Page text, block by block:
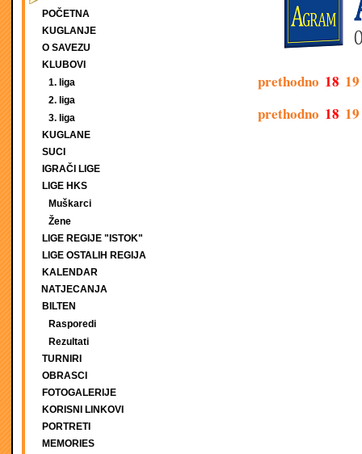
POČETNA
KUGLANJE
O SAVEZU
KLUBOVI
1. liga
2. liga
3. liga
KUGLANE
SUCI
IGRAČI LIGE
LIGE HKS
Muškarci
Žene
LIGE REGIJE "ISTOK"
LIGE OSTALIH REGIJA
KALENDAR
NATJECANJA
BILTEN
Rasporedi
Rezultati
TURNIRI
OBRASCI
FOTOGALERIJE
KORISNI LINKOVI
PORTRETI
MEMORIES
prethodno 18 19
prethodno 18 19